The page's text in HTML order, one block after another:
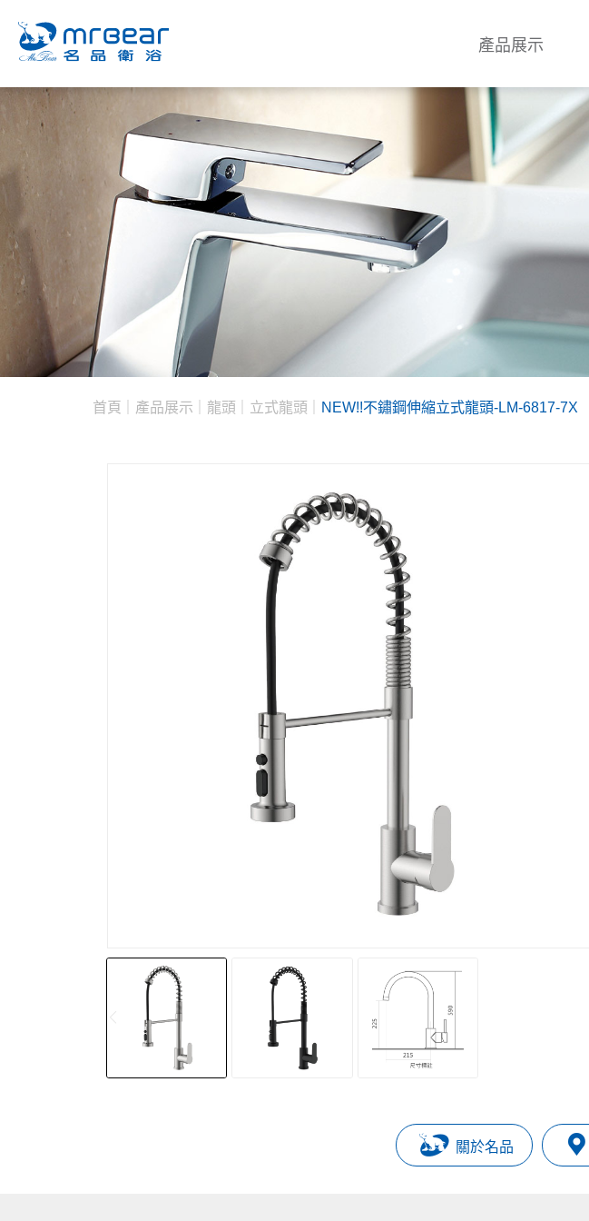
產品展示
首頁 產品展示 龍頭 立式龍頭 NEW!!不鏽鋼伸縮立式龍頭-LM-6817-7X
關於名品